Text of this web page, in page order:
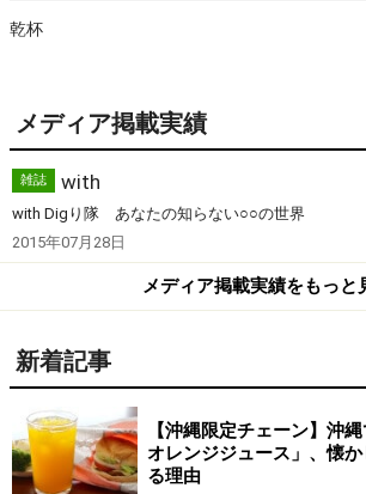
乾杯
メディア掲載実績
雑誌 with
with Digり隊 あなたの知らない○○の世界
2015年07月28日
メディア掲載実績をもっと
新着記事
【沖縄限定チェーン】沖
オレンジジュース」、懐
る理由